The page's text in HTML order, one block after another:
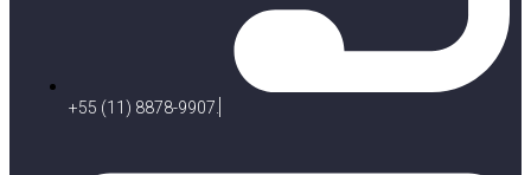
+55 (11) 8878-9907.